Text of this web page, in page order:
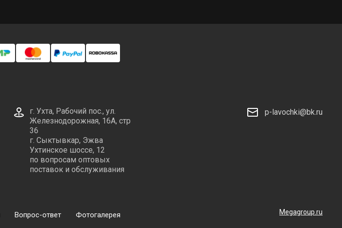
г. Ухта, Рабочий пос., ул.
Железнодорожная, 16А, стр
36
г. Сыктывкар, Эжва
Ухтинское шоссе, 12
по вопросам оптовых
поставок и обслуживания
p-lavochki@bk.ru
Вопрос-ответ Фотогалерея Megagroup.ru